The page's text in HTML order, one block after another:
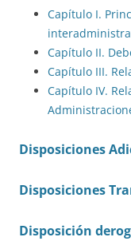
Capítulo I.
Capítulo II.
Capítulo III.
Capítulo IV.
Disposiciones
Disposiciones
Disposición